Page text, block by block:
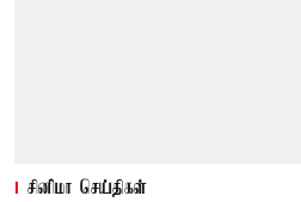
சினிமா செய்திகள்